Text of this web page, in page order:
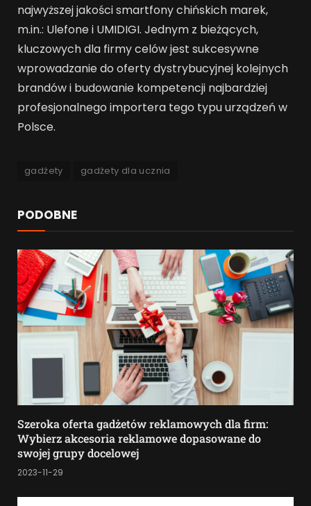
najwyższej jakości smartfony chińskich marek,
m.in.: Ulefone i UMIDIGI. Jednym z bieżących,
kluczowych dla firmy celów jest sukcesywne
wprowadzanie do oferty dystrybucyjnej kolejnych
brandów i budowanie kompetencji najbardziej
profesjonalnego importera tego typu urządzeń w
Polsce.
gadżety gadżety dla ucznia
PODOBNE
Szeroka oferta gadżetów reklamowych dla firm:
Wybierz akcesoria reklamowe dopasowane do
swojej grupy docelowej
2023-11-29